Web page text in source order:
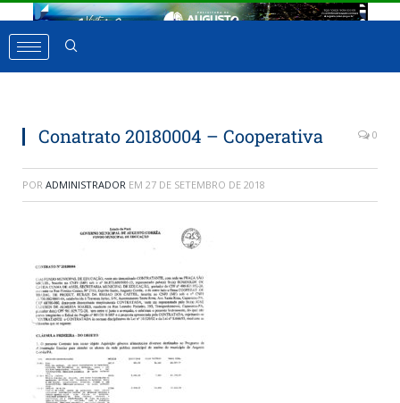
Conatrato 20180004 – Cooperativa 0
POR ADMINISTRADOR EM 27 DE SETEMBRO DE 2018